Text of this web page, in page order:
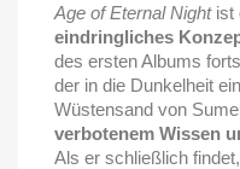
Age of Eternal Night ist
eindringliches
des ersten Albums
der in die Dunkelheit
Wüstensand von
verbotenem Wissen
Als er schließlich